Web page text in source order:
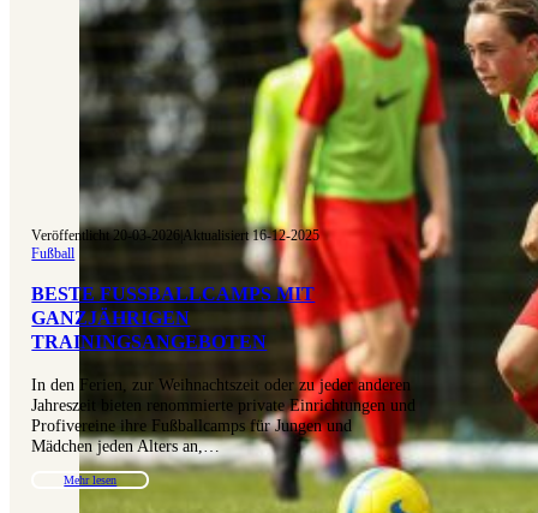
Veröffentlicht 20-03-2026|Aktualisiert 16-12-2025
Fußball
BESTE FUSSBALLCAMPS MIT G
ANZJÄHRIGEN T
RAININGSANGEBOTEN
In den Ferien, zur Weihnachtszeit oder zu jeder anderen
Jahreszeit bieten renommierte private Einrichtungen und
Profivereine ihre Fußballcamps für Jungen und
Mädchen jeden Alters an,…
Mehr lesen